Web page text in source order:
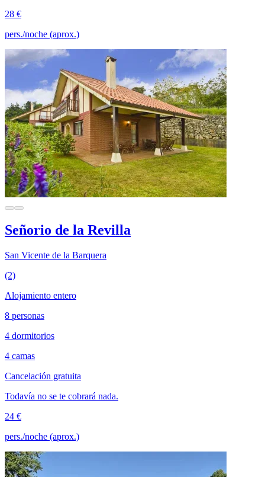
28 €
pers./noche (aprox.)
Señorio de la Revilla
San Vicente de la Barquera
(2)
Alojamiento entero
8 personas
4 dormitorios
4 camas
Cancelación gratuita
Todavía no se te cobrará nada.
24 €
pers./noche (aprox.)